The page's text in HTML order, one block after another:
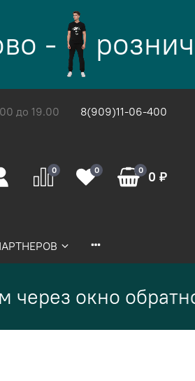
-
до 19.00 8(909)11-06-400
0 0 0 0 ₽
через окно